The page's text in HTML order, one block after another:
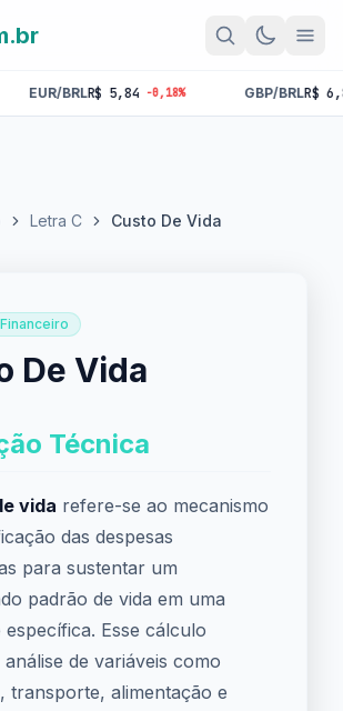
EUR/BRLR$ 5,84 -0,18% GBP/BRLR$ 6,81 -
Letra C Custo De Vida
De Vida
Técnica
vida refere-se ao mecanismo
das despesas
para sustentar um
padrão de vida em uma
específica. Esse cálculo
de variáveis como
transporte, alimentação e